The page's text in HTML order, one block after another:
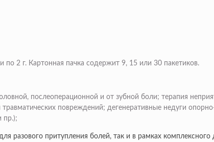
2 г. Картонная пачка содержит 9, 15 или 30 пакетиков.
послеоперационной и от зубной боли; терапия
повреждений; дегенеративные недуги
пр.);
разового притупления болей, так и в рамках комплексного